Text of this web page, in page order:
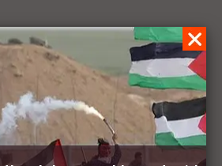
منظمة بالستاين ليجل تعقد نقاشاً حول
"اللوبي الإسرائيلي في أمريكا"
الفلسطيني في الجامعات